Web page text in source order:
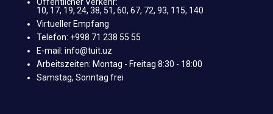
10, 17, 19, 24, 38, 51, 60, 67, 72, 93, 115, 140
Virtueller Empfang
Telefon: +998 71 238 55 55
E-mail: info@tuit.uz
Arbeitszeiten: Montag - Freitag 8:30 - 18:00
Samstag, Sonntag frei